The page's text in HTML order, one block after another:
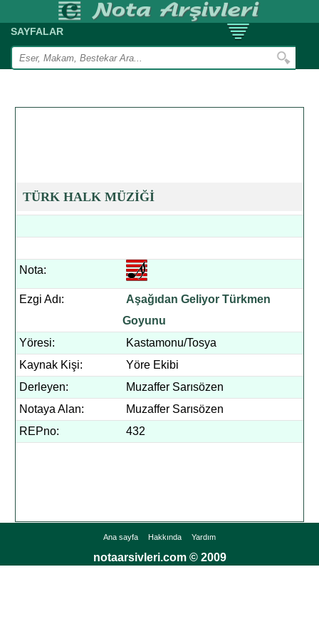
SAYFALAR
TÜRK HALK MÜZİĞİ
Nota:
Ezgi Adı:
Aşağıdan Geliyor Türkmen
Goyunu
Yöresi:
Kastamonu/Tosya
Kaynak Kişi:
Yöre Ekibi
Derleyen:
Muzaffer Sarısözen
Notaya Alan:
Muzaffer Sarısözen
REPno:
432
Ana sayfa Hakkında Yardım
notaarsivleri.com © 2009